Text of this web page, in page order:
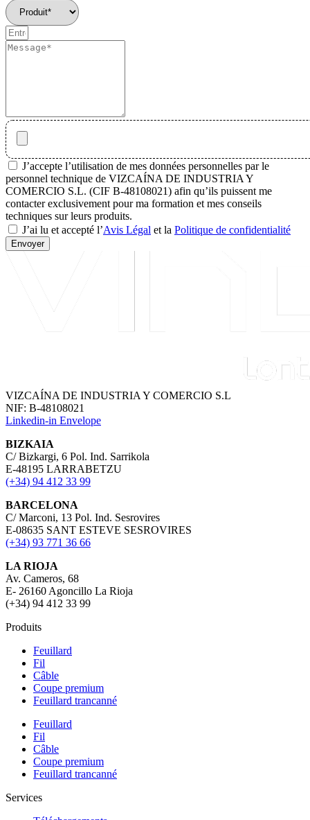
J’accepte l’utilisation de mes données personnelles par le
personnel technique de VIZCAÍNA DE INDUSTRIA Y
COMERCIO S.L. (CIF B-48108021) afin qu’ils puissent me
contacter exclusivement pour ma formation et mes conseils
techniques sur leurs produits.
J’ai lu et accepté l’Avis Légal et la Politique de confidentialité
Envoyer
VIZCAÍNA DE INDUSTRIA Y COMERCIO S.L
NIF: B-48108021
Linkedin-in Envelope
BIZKAIA
C/ Bizkargi, 6 Pol. Ind. Sarrikola
E-48195 LARRABETZU
(+34) 94 412 33 99
BARCELONA
C/ Marconi, 13 Pol. Ind. Sesrovires
E-08635 SANT ESTEVE SESROVIRES
(+34) 93 771 36 66
LA RIOJA
Av. Cameros, 68
E- 26160 Agoncillo La Rioja
(+34) 94 412 33 99
Produits
Feuillard
Fil
Câble
Coupe premium
Feuillard trancanné
Feuillard
Fil
Câble
Coupe premium
Feuillard trancanné
Services